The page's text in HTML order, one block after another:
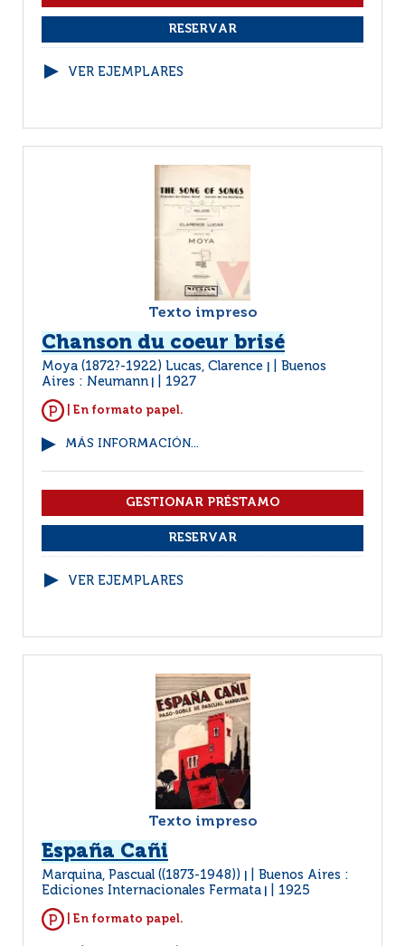
VER EJEMPLARES
Texto impreso
Chanson du coeur brisé
Moya (1872?-1922) Lucas, Clarence
Buenos
Aires : Neumann
1927
| En formato papel.
MÁS INFORMACIÓN...
VER EJEMPLARES
Texto impreso
España Cañi
Marquina, Pascual ((1873-1948))
Buenos Aires :
Ediciones Internacionales Fermata
1925
| En formato papel.